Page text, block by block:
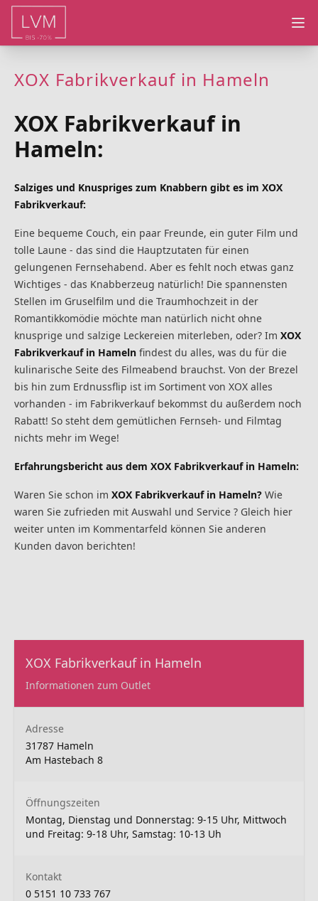
XOX Fabrikverkauf in Hameln
XOX Fabrikverkauf in
Hameln:
Salziges und Knuspriges zum Knabbern gibt es im XOX
Fabrikverkauf:
Eine bequeme Couch, ein paar Freunde, ein guter Film und
tolle Laune - das sind die Hauptzutaten für einen
gelungenen Fernsehabend. Aber es fehlt noch etwas ganz
Wichtiges - das Knabberzeug natürlich! Die spannensten
Stellen im Gruselfilm und die Traumhochzeit in der
Romantikkomödie möchte man natürlich nicht ohne
knusprige und salzige Leckereien miterleben, oder? Im XOX
Fabrikverkauf in Hameln findest du alles, was du für die
kulinarische Seite des Filmeabend brauchst. Von der Brezel
bis hin zum Erdnussflip ist im Sortiment von XOX alles
vorhanden - im Fabrikverkauf bekommst du außerdem noch
Rabatt! So steht dem gemütlichen Fernseh- und Filmtag
nichts mehr im Wege!
Erfahrungsbericht aus dem XOX Fabrikverkauf in Hameln:
Waren Sie schon im XOX Fabrikverkauf in Hameln? Wie
waren Sie zufrieden mit Auswahl und Service ? Gleich hier
weiter unten im Kommentarfeld können Sie anderen
Kunden davon berichten!
XOX Fabrikverkauf in Hameln
Informationen zum Outlet
Adresse
31787 Hameln
Am Hastebach 8
Öffnungszeiten
Montag, Dienstag und Donnerstag: 9-15 Uhr, Mittwoch
und Freitag: 9-18 Uhr, Samstag: 10-13 Uh
Kontakt
0 5151 10 733 767